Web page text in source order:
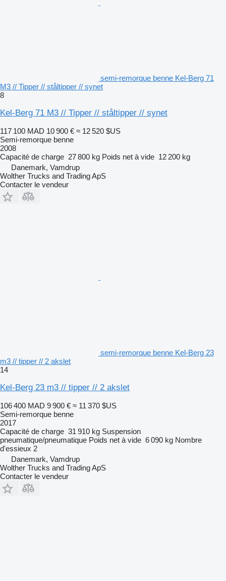
semi-remorque benne Kel-Berg 71
M3 // Tipper // ståltipper // synet
8
Kel-Berg 71 M3 // Tipper // ståltipper // synet
117 100 MAD 10 900 € ≈ 12 520 $US
Semi-remorque benne
2008
Capacité de charge 27 800 kg Poids net à vide 12 200 kg
Danemark, Vamdrup
Wolther Trucks and Trading ApS
Contacter le vendeur
semi-remorque benne Kel-Berg 23
m3 // tipper // 2 akslet
14
Kel-Berg 23 m3 // tipper // 2 akslet
106 400 MAD 9 900 € ≈ 11 370 $US
Semi-remorque benne
2017
Capacité de charge 31 910 kg Suspension
pneumatique/pneumatique Poids net à vide 6 090 kg Nombre
d'essieux 2
Danemark, Vamdrup
Wolther Trucks and Trading ApS
Contacter le vendeur